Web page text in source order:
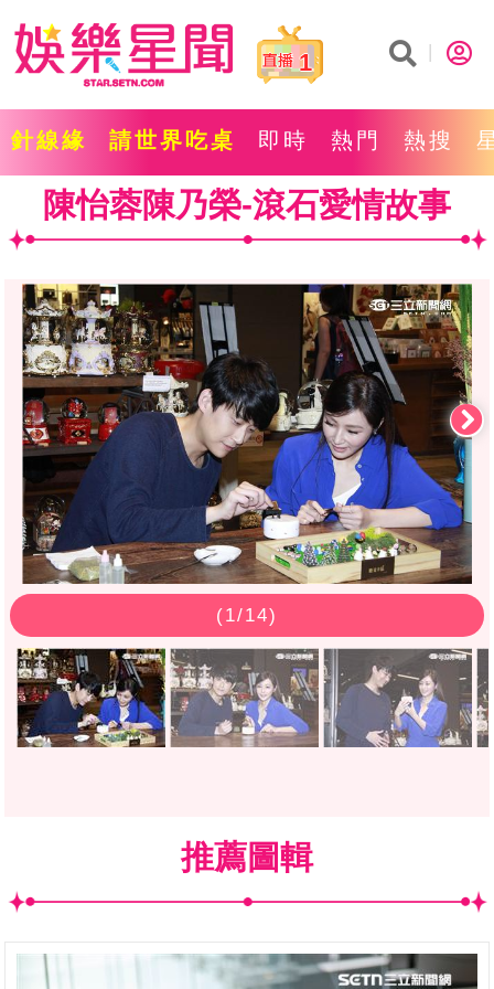
1
針線緣 請世界吃桌 即時 熱門 熱搜
陳怡蓉陳乃榮-滾石愛情故事
(1/14)
推薦圖輯